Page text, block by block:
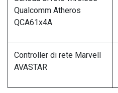
Qualcomm Atheros
QCA61x4A
Controller di rete Marvell
AVASTAR